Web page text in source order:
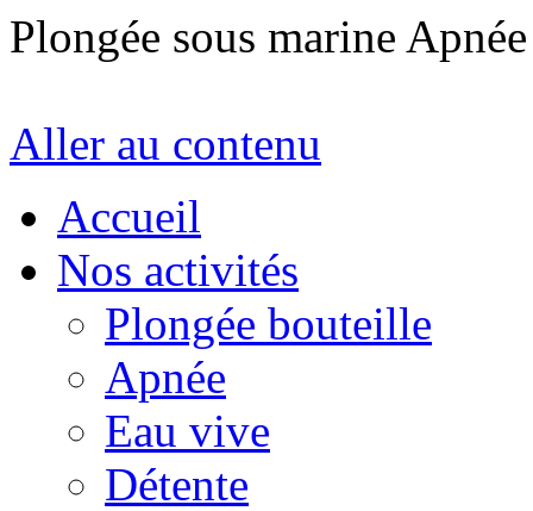
Plongée sous marine
Aller au contenu
Accueil
Nos activités
Plongée bouteille
Apnée
Eau vive
Détente